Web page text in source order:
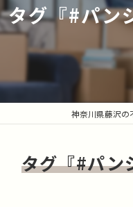
タグ『#パン
神奈川県藤沢の
タグ『#パン